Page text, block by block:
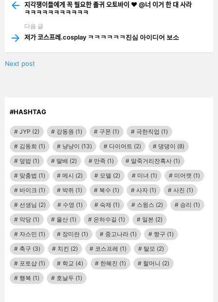
more지각쟁이들에게 꼭 필요한 졸귀 오토바이 ❤ @너 이거 한 대 사라
ㅋㅋㅋㅋㅋㅋㅋㅋㅋㅋㅋ
다음 글
저가 코스프레.cosplay ㅋㅋㅋㅋㅋㅋ진심 아이디어 보소
Next post
#HASHTAG
JYP (2) 강동원 (1) 구몬 (1) 극한직업 (1)
김동희 (1) 냥냥이 (13) 다이어트 (2) 댕댕이 (8)
덮밥 (1) 딸배 (2) 만족 (1) 말죽거리잔혹사 (1)
맞춤법 (1) 메시 (2) 모델 (2) 미녀 (1) 미어캣 (1)
바이크 (1) 박쥐 (1) 복수 (1) 사자 (1) 사진 (1)
선생님 (2) 수영 (1) 숙제 (1) 스윙스 (2) 승리 (1)
악당 (1) 울산 (1) 은하수길 (1) 일본 (2)
자스민 (1) 장미란 (1) 중고나라 (1) 짱구 (1)
축구 (3) 치킨 (2) 코스프레 (1) 탈모 (2)
포토샵 (1) 학교 (4) 한혜진 (1) 할머니 (2)
행복 (1) 호날두 (1)